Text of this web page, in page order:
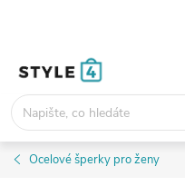
Ocelové šperky pro ženy